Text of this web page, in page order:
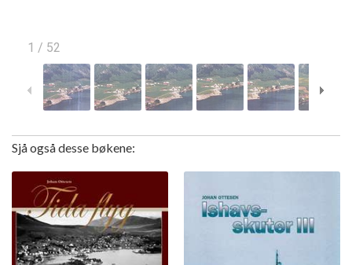
1 / 52
Sjå også desse bøkene: